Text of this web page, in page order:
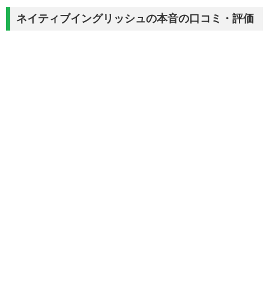
ネイティブイングリッシュの本音の口コミ・評価